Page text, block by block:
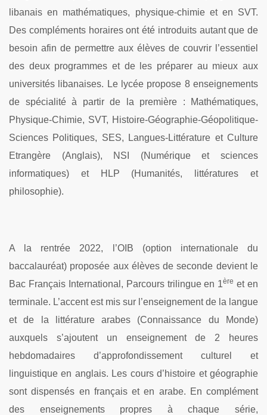
libanais en mathématiques, physique-chimie et en SVT.
Des compléments horaires ont été introduits autant que de
besoin afin de permettre aux élèves de couvrir l’essentiel
des deux programmes et de les préparer au mieux aux
universités libanaises. Le lycée propose 8 enseignements
de spécialité à partir de la première : Mathématiques,
Physique-Chimie, SVT, Histoire-Géographie-Géopolitique-
Sciences Politiques, SES, Langues-Littérature et Culture
Etrangère (Anglais), NSI (Numérique et sciences
informatiques) et HLP (Humanités, littératures et
philosophie).
A la rentrée 2022, l’OIB (option internationale du
baccalauréat) proposée aux élèves de seconde devient le
Bac Français International, Parcours trilingue en 1ère et en
terminale. L’accent est mis sur l’enseignement de la langue
et de la littérature arabes (Connaissance du Monde)
auxquels s’ajoutent un enseignement de 2 heures
hebdomadaires d’approfondissement culturel et
linguistique en anglais. Les cours d’histoire et géographie
sont dispensés en français et en arabe. En complément
des enseignements propres à chaque série,